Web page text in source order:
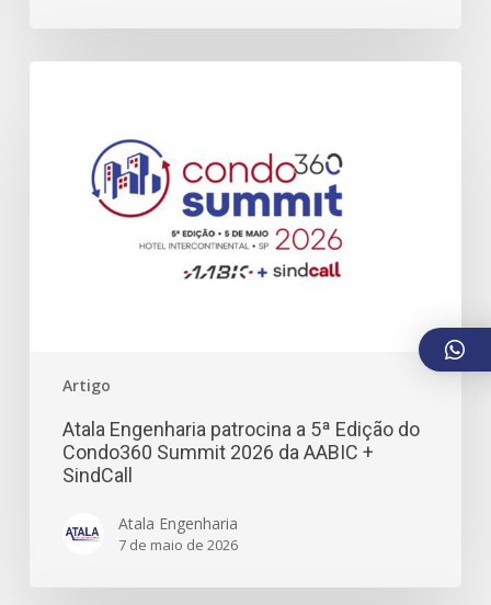
Artigo
Atala Engenharia patrocina a 5ª Edição do
Condo360 Summit 2026 da AABIC +
SindCall
Atala Engenharia
7 de maio de 2026